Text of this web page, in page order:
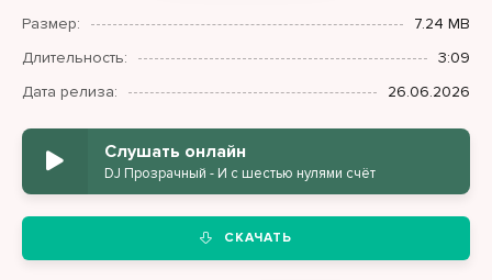
Размер:
7.24 MB
Длительность:
3:09
Дата релиза:
26.06.2026
Слушать онлайн
DJ Прозрачный - И с шестью нулями счёт
СКАЧАТЬ